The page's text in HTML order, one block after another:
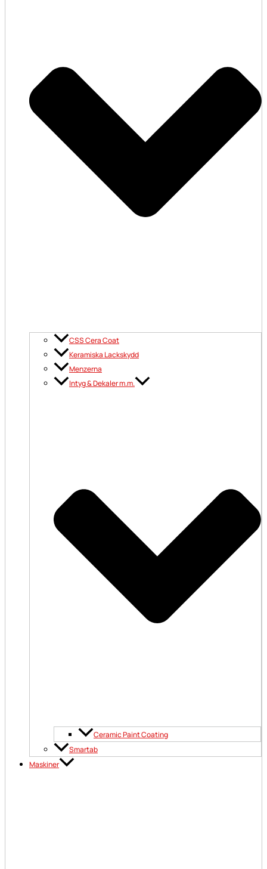
CSS Cera Coat
Keramiska Lackskydd
Menzerna
Intyg & Dekaler m.m.
Ceramic Paint Coating
Smartab
Maskiner